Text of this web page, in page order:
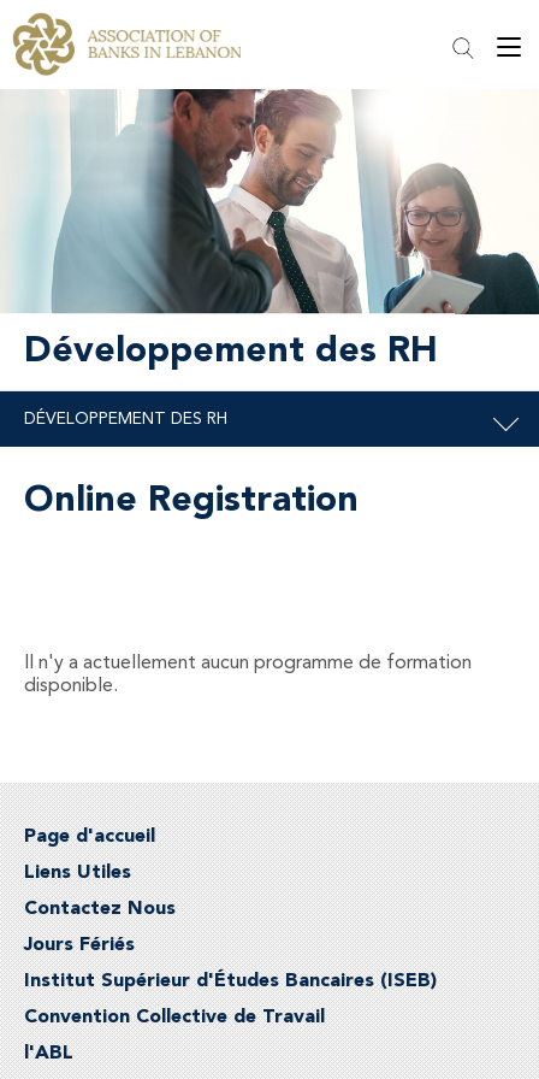
Développement des RH
Online Registration
Il n'y a actuellement aucun programme de formation
disponible.
Page d'accueil
Liens Utiles
Contactez Nous
Jours Fériés
Institut Supérieur d'Études Bancaires (ISEB)
Convention Collective de Travail
l'ABL